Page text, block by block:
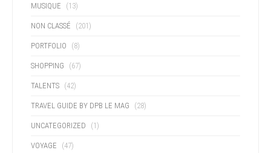
MUSIQUE (13)
NON CLASSÉ (201)
PORTFOLIO (8)
SHOPPING (67)
TALENTS (42)
TRAVEL GUIDE BY DPB LE MAG (28)
UNCATEGORIZED (1)
VOYAGE (47)